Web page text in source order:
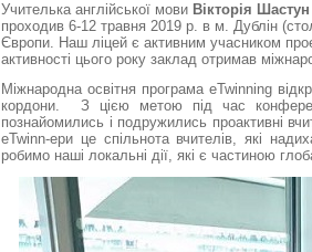
Учителька англійської мови Вікторія Шастун
проходив 6-12 травня 2019 р. в м. Дублін
Європи. Наш ліцей є активним учасником
активності цього року заклад отримав
Міжнародна освітня програма eTwinning
кордони. З цією метою під час
познайомились і подружились проактивні
eTwinn-eри це спільнота вчителів, які
робимо наші локальні дії, які є частиною